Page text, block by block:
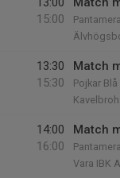
15:00
13:30
15:30
Match
Pojkar
14:00
16:00
Match
Vara IBK